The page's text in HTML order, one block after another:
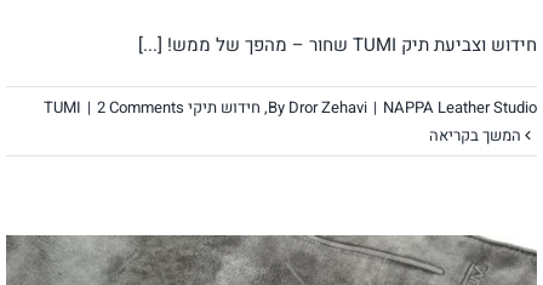
חידוש וצביעת תיק TUMI שחור – מהפך של ממש! [...]
By Dror Zehavi | NAPPA Leather Studio
, חידוש תיקי TUMI | 2 Comments
המשך בקריאה